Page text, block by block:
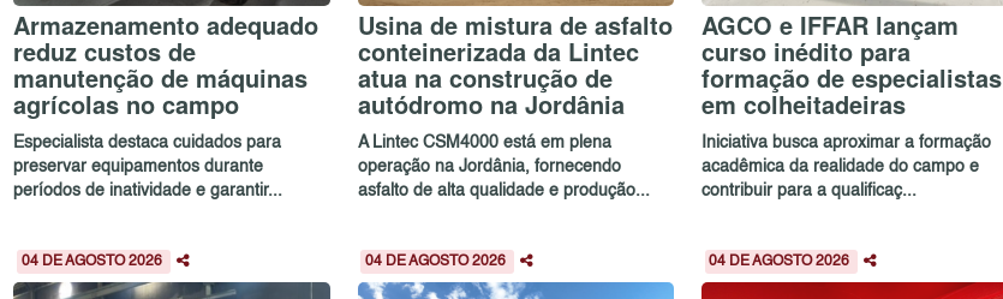
Armazenamento adequado
reduz custos de
manutenção de máquinas
agrícolas no campo
Especialista destaca cuidados para
preservar equipamentos durante
períodos de inatividade e garantir...
Usina de mistura de asfalto
conteinerizada da Lintec
atua na construção de
autódromo na Jordânia
A Lintec CSM4000 está em plena
operação na Jordânia, fornecendo
asfalto de alta qualidade e produção...
AGCO e IFFAR lançam
curso inédito para
formação de especialistas
em colheitadeiras
Iniciativa busca aproximar a formação
acadêmica da realidade do campo e
contribuir para a qualificaç...
04 DE AGOSTO 2026 04 DE AGOSTO 2026 04 DE AGOSTO 2026